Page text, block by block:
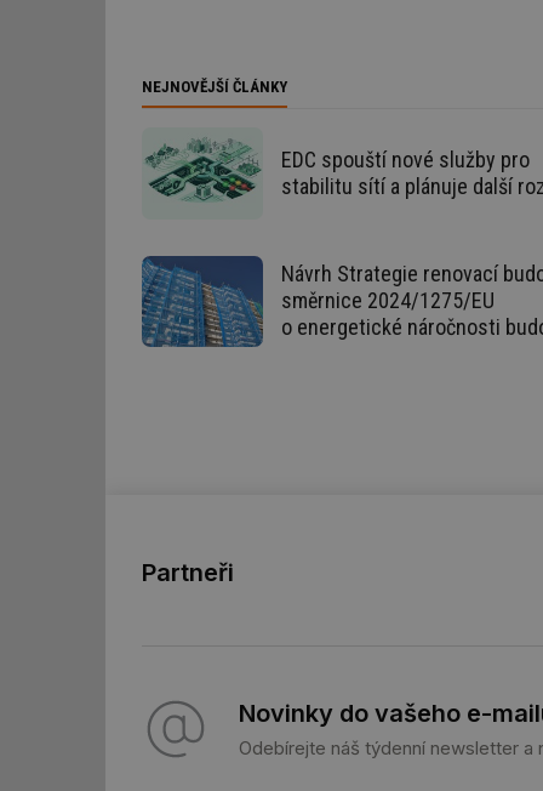
NEJNOVĚJŠÍ ČLÁNKY
EDC spouští nové služby pro
stabilitu sítí a plánuje další
Návrh Strategie renovací
směrnice 2024/1275/EU
o energetické náročnosti
Partneři
Novinky do vašeho e-
Odebírejte náš týdenní newsletter a
_hjFirstSeen